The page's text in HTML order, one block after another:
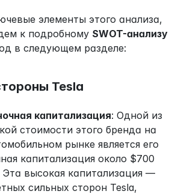
элементы этого анализа,
к подробному SWOT-анализу
в следующем разделе:
Tesla
капитализация: Одной из
стоимости этого бренда на
рынке является его
капитализация около $700
высокая капитализация —
сильных сторон Tesla,